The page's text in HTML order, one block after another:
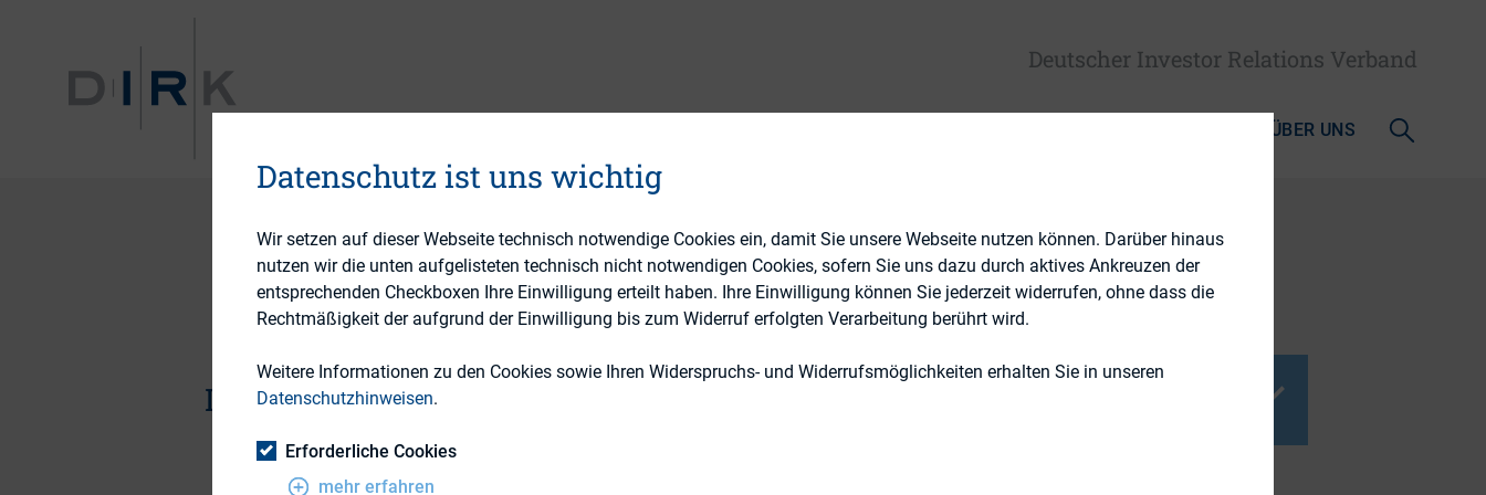
Deutscher Investor Relations Verband
ÜBER UNS
Dokumente
Datenschutz ist uns wichtig
Wir setzen auf dieser Webseite technisch notwendige Cookies ein, damit Sie unsere Webseite nutzen können. Darüber hinaus
nutzen wir die unten aufgelisteten technisch nicht notwendigen Cookies, sofern Sie uns dazu durch aktives Ankreuzen der
entsprechenden Checkboxen Ihre Einwilligung erteilt haben. Ihre Einwilligung können Sie jederzeit widerrufen, ohne dass die
Rechtmäßigkeit der aufgrund der Einwilligung bis zum Widerruf erfolgten Verarbeitung berührt wird.
Weitere Informationen zu den Cookies sowie Ihren Widerspruchs- und Widerrufsmöglichkeiten erhalten Sie in unseren
Datenschutzhinweisen.
Erforderliche Cookies
mehr erfahren